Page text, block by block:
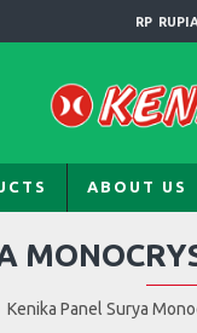
RP
ABOUT US
Kenika Panel Surya